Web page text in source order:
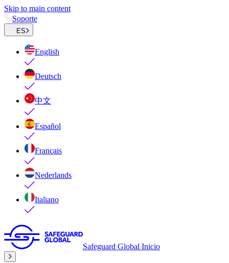
Skip to main content
Soporte
ES
English
Deutsch
中文
Español
Français
Nederlands
Italiano
Safeguard Global Inicio